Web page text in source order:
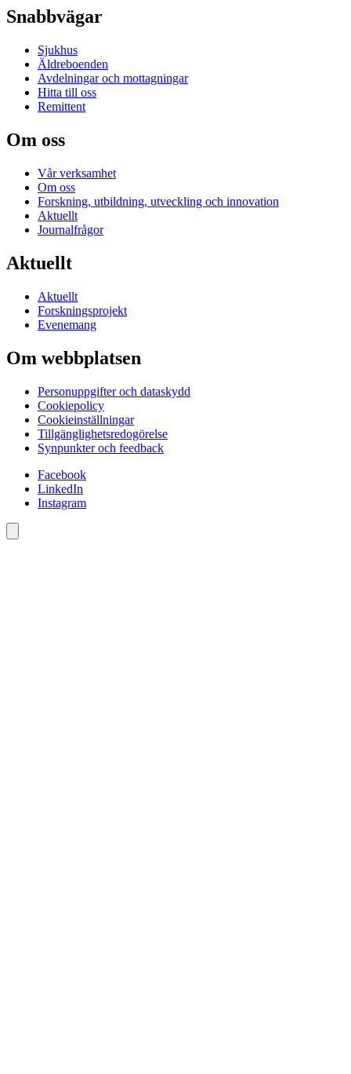
Snabbvägar
Sjukhus
Äldreboenden
Avdelningar och mottagningar
Hitta till oss
Remittent
Om oss
Vår verksamhet
Om oss
Forskning, utbildning, utveckling och innovation
Aktuellt
Journalfrågor
Aktuellt
Aktuellt
Forskningsprojekt
Evenemang
Om webbplatsen
Personuppgifter och dataskydd
Cookiepolicy
Cookieinställningar
Tillgänglighetsredogörelse
Synpunkter och feedback
Facebook
LinkedIn
Instagram